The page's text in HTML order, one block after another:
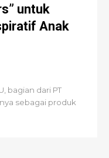
untuk
Anak
bagian dari PT
sebagai produk